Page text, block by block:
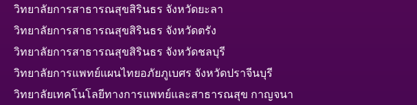
วิทยาลัยการสาธารณสุขสิรินธร จังหวัดยะลา
วิทยาลัยการสาธารณสุขสิรินธร จังหวัดตรัง
วิทยาลัยการสาธารณสุขสิรินธร จังหวัดชลบุรี
วิทยาลัยการแพทย์แผนไทยอภัยภูเบศร จังหวัดปราจีนบุรี
วิทยาลัยเทคโนโลยีทางการแพทย์และสาธารณสุข กาญจนา